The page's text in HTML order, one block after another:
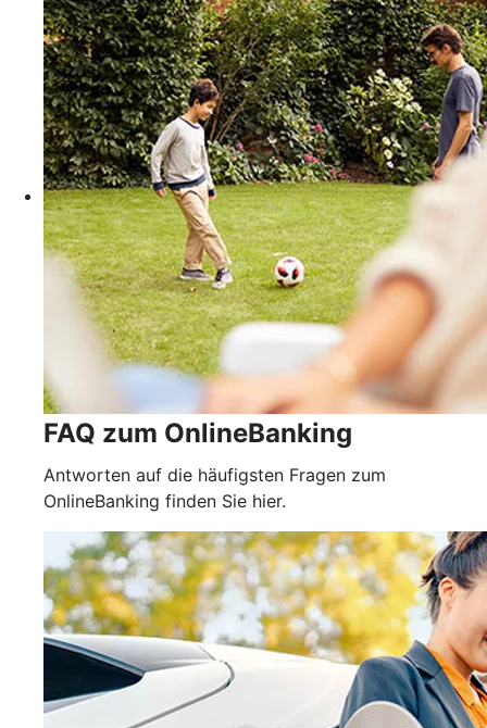
FAQ zum OnlineBanking
Antworten auf die häufigsten Fragen zum
OnlineBanking finden Sie hier.